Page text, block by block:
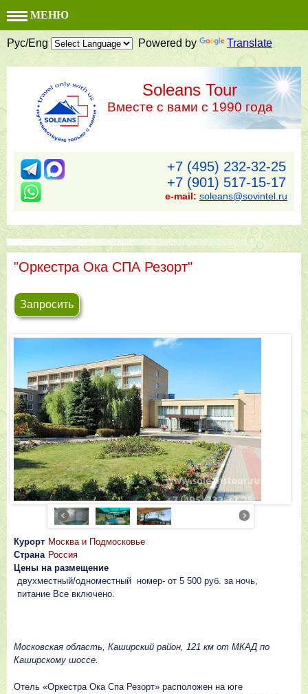
МЕНЮ
Рус/Eng Powered by Translate
Soleans Tour
Вместе с вами с 1990 года
+7 (495) 232-32-25
+7 (901) 517-15-17
e-mail: soleans@sovintel.ru
"Оркестра Ока СПА Резорт"
Запросить
Курорт Москва и Подмосковье
Страна Россия
Цены на размещение
двухместный/одноместный номер- от 5 500 руб. за ночь,
питание Все включено.
Московская область, Каширский район, 121 км от МКАД по
Каширскому шоссе.
Отель «Оркестра Ока Спа Резорт» расположен на юге